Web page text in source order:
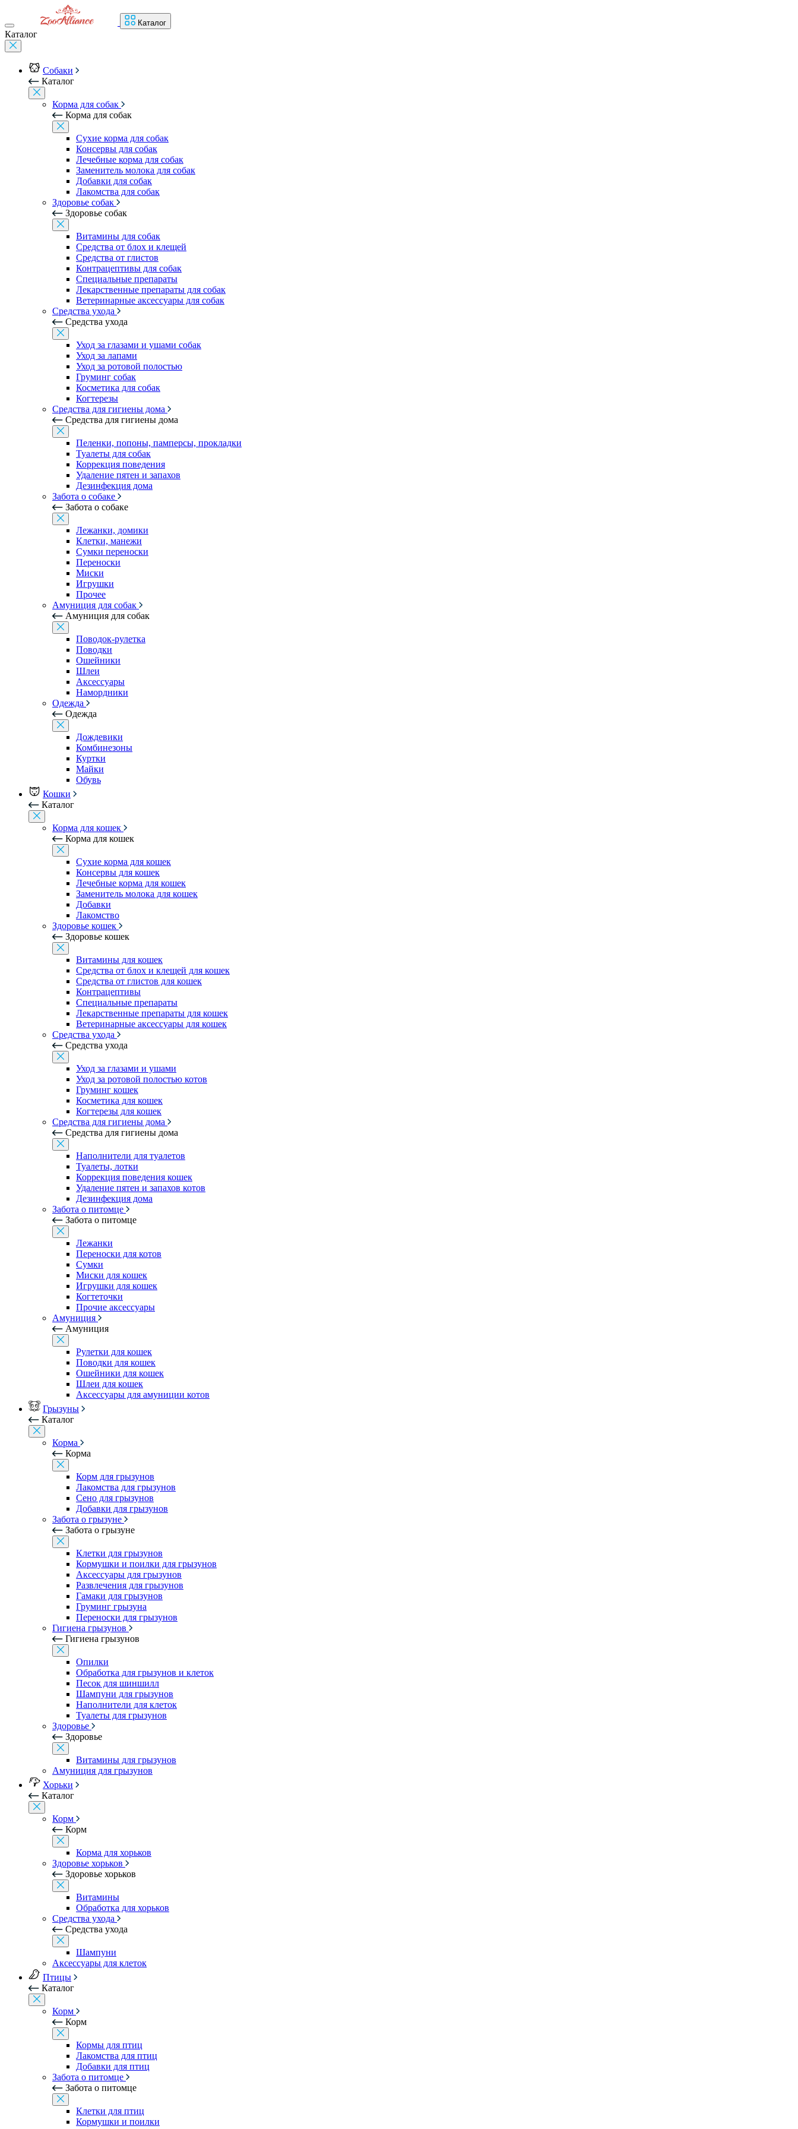
Каталог
Каталог
Собаки
Каталог
Корма для собак
Корма для собак
Сухие корма для собак
Консервы для собак
Лечебные корма для собак
Заменитель молока для собак
Добавки для собак
Лакомства для собак
Здоровье собак
Здоровье собак
Витамины для собак
Средства от блох и клещей
Средства от глистов
Контрацептивы для собак
Специальные препараты
Лекарственные препараты для собак
Ветеринарные аксессуары для собак
Средства ухода
Средства ухода
Уход за глазами и ушами собак
Уход за лапами
Уход за ротовой полостью
Груминг собак
Косметика для собак
Когтерезы
Средства для гигиены дома
Средства для гигиены дома
Пеленки, попоны, памперсы, прокладки
Туалеты для собак
Коррекция поведения
Удаление пятен и запахов
Дезинфекция дома
Забота о собаке
Забота о собаке
Лежанки, домики
Клетки, манежи
Сумки переноски
Переноски
Миски
Игрушки
Прочее
Амуниция для собак
Амуниция для собак
Поводок-рулетка
Поводки
Ошейники
Шлеи
Аксессуары
Намордники
Одежда
Одежда
Дождевики
Комбинезоны
Куртки
Майки
Обувь
Кошки
Каталог
Корма для кошек
Корма для кошек
Сухие корма для кошек
Консервы для кошек
Лечебные корма для кошек
Заменитель молока для кошек
Добавки
Лакомство
Здоровье кошек
Здоровье кошек
Витамины для кошек
Средства от блох и клещей для кошек
Средства от глистов для кошек
Контрацептивы
Специальные препараты
Лекарственные препараты для кошек
Ветеринарные аксессуары для кошек
Средства ухода
Средства ухода
Уход за глазами и ушами
Уход за ротовой полостью котов
Груминг кошек
Косметика для кошек
Когтерезы для кошек
Средства для гигиены дома
Средства для гигиены дома
Наполнители для туалетов
Туалеты, лотки
Коррекция поведения кошек
Удаление пятен и запахов котов
Дезинфекция дома
Забота о питомце
Забота о питомце
Лежанки
Переноски для котов
Сумки
Миски для кошек
Игрушки для кошек
Когтеточки
Прочие аксессуары
Амуниция
Амуниция
Рулетки для кошек
Поводки для кошек
Ошейники для кошек
Шлеи для кошек
Аксессуары для амуниции котов
Грызуны
Каталог
Корма
Корма
Корм для грызунов
Лакомства для грызунов
Сено для грызунов
Добавки для грызунов
Забота о грызуне
Забота о грызуне
Клетки для грызунов
Кормушки и поилки для грызунов
Аксессуары для грызунов
Развлечения для грызунов
Гамаки для грызунов
Груминг грызуна
Переноски для грызунов
Гигиена грызунов
Гигиена грызунов
Опилки
Обработка для грызунов и клеток
Песок для шиншилл
Шампуни для грызунов
Наполнители для клеток
Туалеты для грызунов
Здоровье
Здоровье
Витамины для грызунов
Амуниция для грызунов
Хорьки
Каталог
Корм
Корм
Корма для хорьков
Здоровье хорьков
Здоровье хорьков
Витамины
Обработка для хорьков
Средства ухода
Средства ухода
Шампуни
Аксессуары для клеток
Птицы
Каталог
Корм
Корм
Кормы для птиц
Лакомства для птиц
Добавки для птиц
Забота о питомце
Забота о питомце
Клетки для птиц
Кормушки и поилки